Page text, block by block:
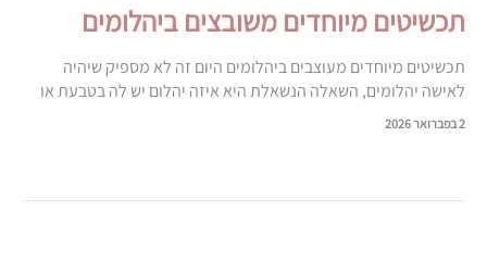
תכשיטים מיוחדים משובצים ביהלומים
תכשיטים מיוחדים מעוצבים ביהלומים היום זה לא מספיק שיהיה
לאישה יהלומים, השאלה הנשאלת היא איזה יהלום יש לה בטבעת או
בעדי, כמה קראט יש לו? והכי חשוב היום יש תכשיטים…2 בפברואר 2026